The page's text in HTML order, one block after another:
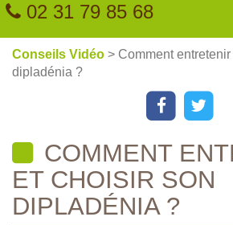
02 31 79 85 68
Conseils Vidéo > Comment
dipladénia ?
COMMENT
ET CHOISIR SON
DIPLADÉNIA ?